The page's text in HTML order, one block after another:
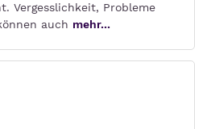
Vergesslichkeit, Probleme
auch mehr...